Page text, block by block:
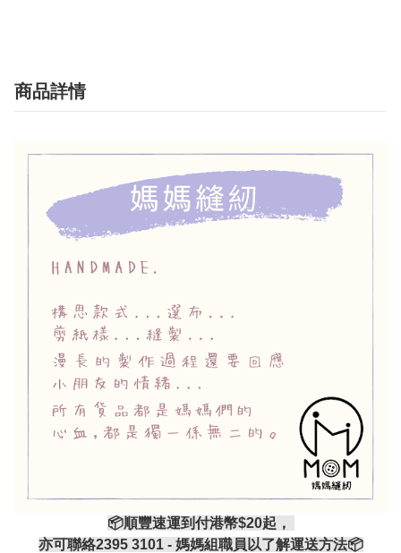
商品詳情
📦順豐速運到付港幣$20起，
亦可聯絡2395 3101 - 媽媽組職員以了解運送方法📦